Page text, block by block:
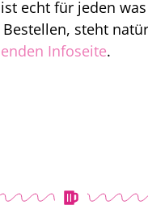
echt für jeden
steht
Infoseite.